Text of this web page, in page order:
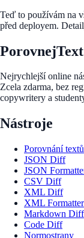
Teď to používám na
před deployem.
Nejrychlejší online
Zcela zdarma, bez
copywritery a
Nástroje
Porovnání textů
JSON Diff
JSON
CSV Diff
XML Diff
XML Formatter
Markdown Diff
Code Diff
Normostrany